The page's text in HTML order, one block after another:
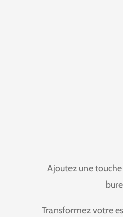
Ajoutez une
Transformez votre